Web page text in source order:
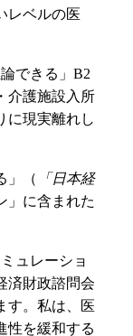
レベルの医
できる」B2
介護施設入所
に現実離れし
」（
「日本経
」に含まれた
ュレーショ
済財政諮問会
す。私は、医
性を緩和する